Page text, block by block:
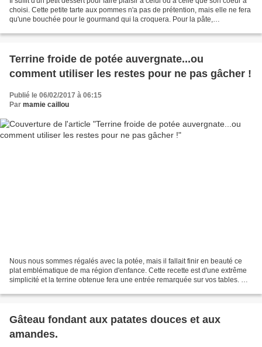
choisi. Cette petite tarte aux pommes n'a pas de prétention, mais elle ne fera
qu'une bouchée pour le gourmand qui la croquera. Pour la pâte,
Terrine froide de potée auvergnate...ou
comment utiliser les restes pour ne pas gâcher !
Publié le 06/02/2017 à 06:15
Par mamie caillou
Nous nous sommes régalés avec la potée, mais il fallait finir en beauté ce
plat emblématique de ma région d'enfance. Cette recette est d'une extrême
simplicité et la terrine obtenue fera une entrée remarquée sur vos tables. Du
Gâteau fondant aux patates douces et aux
amandes.